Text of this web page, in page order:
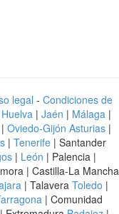
legal - Condiciones de
Huelva| Jaén | Málaga|
| Oviedo-Gijón Asturias |
| Tenerife| Santander
| León | Palencia |
| Castilla-La Mancha
| Talavera Toledo |
| Comunidad